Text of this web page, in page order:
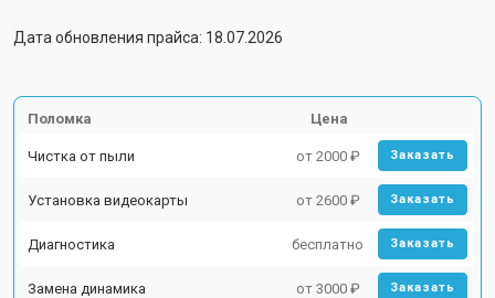
Дата обновления прайса: 18.07.2026
Поломка Цена
Чистка от пыли от 2000 ₽ Заказать
Установка видеокарты от 2600 ₽ Заказать
Диагностика бесплатно Заказать
Замена динамика от 3000 ₽ Заказать